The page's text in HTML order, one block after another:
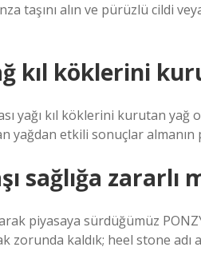
taşını alın ve pürüzlü cildi
kıl köklerini
yağı kıl köklerini kurutan
yağdan etkili sonuçlar almanın
sağlığa zararlı
piyasaya sürdüğümüz
zorunda kaldık; heel stone